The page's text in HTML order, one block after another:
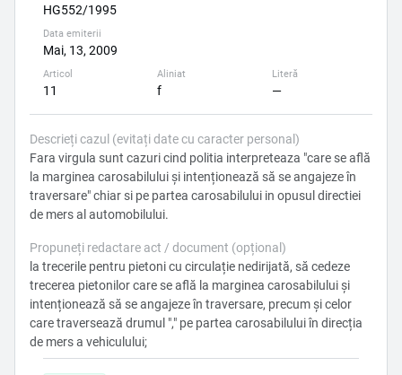
HG552/1995
Data emiterii
Mai, 13, 2009
Articol
11
Aliniat
f
Literă
—
Descrieți cazul (evitați date cu caracter personal)
Fara virgula sunt cazuri cind politia interpreteaza "care se află
la marginea carosabilului și intenționează să se angajeze în
traversare" chiar si pe partea carosabilului in opusul directiei
de mers al automobilului.
Propuneți redactare act / document (opțional)
la trecerile pentru pietoni cu circulație nedirijată, să cedeze
trecerea pietonilor care se află la marginea carosabilului și
intenționează să se angajeze în traversare, precum și celor
care traversează drumul "," pe partea carosabilului în direcția
de mers a vehiculului;